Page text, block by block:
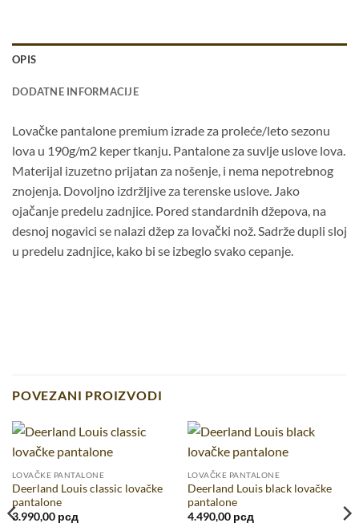
OPIS
DODATNE INFORMACIJE
Lovačke pantalone premium izrade za proleće/leto sezonu
lova u 190g/m2 keper tkanju. Pantalone za suvlje uslove lova.
Materijal izuzetno prijatan za nošenje, i nema nepotrebnog
znojenja. Dovoljno izdržljive za terenske uslove. Jako
ojačanje predelu zadnjice. Pored standardnih džepova, na
desnoj nogavici se nalazi džep za lovački nož. Sadrže dupli sloj
u predelu zadnjice, kako bi se izbeglo svako cepanje.
POVEZANI PROIZVODI
LOVAČKE PANTALONE
Deerland Louis classic lovačke
pantalone
3.990,00 рсд
LOVAČKE PANTALONE
Deerland Louis black lovačke
pantalone
4.490,00 рсд